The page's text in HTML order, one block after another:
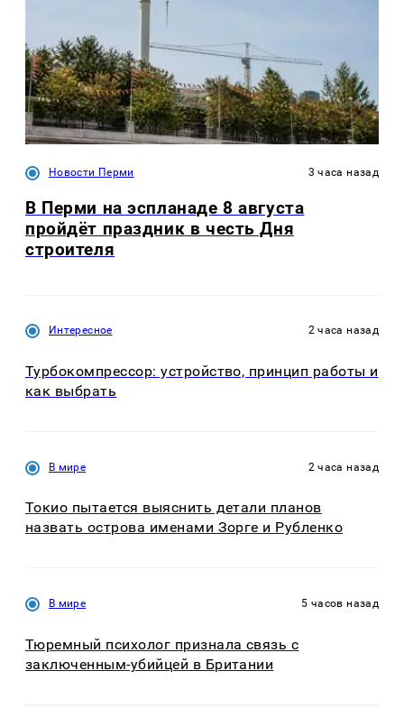
Новости Перми 3 часа назад
В Перми на эспланаде 8 августа
пройдёт праздник в честь Дня
строителя
Интересное 2 часа назад
Турбокомпрессор: устройство, принцип работы и
как выбрать
В мире 2 часа назад
Токио пытается выяснить детали планов
назвать острова именами Зорге и Рубленко
В мире 5 часов назад
Тюремный психолог признала связь с
заключенным-убийцей в Британии